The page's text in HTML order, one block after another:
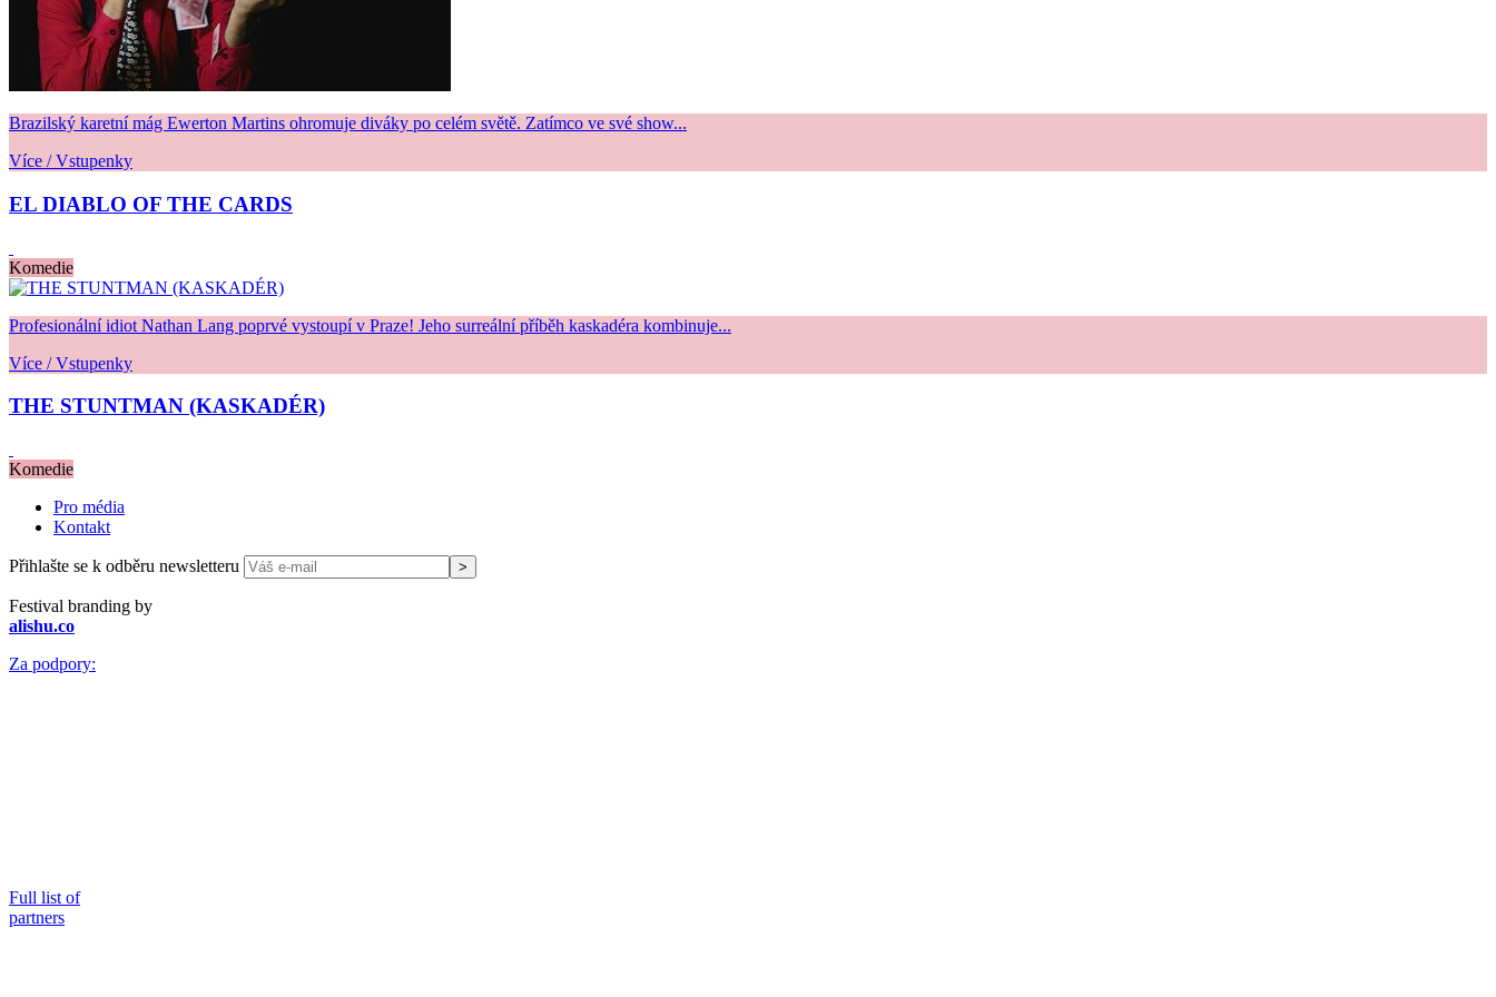
Brazilský karetní mág Ewerton Martins ohromuje diváky po celém světě. Zatímco ve své show...
Více / Vstupenky
EL DIABLO OF THE CARDS
Komedie
Profesionální idiot Nathan Lang poprvé vystoupí v Praze! Jeho surreální příběh kaskadéra kombinuje...
Více / Vstupenky
THE STUNTMAN (KASKADÉR)
Komedie
Pro média
Kontakt
Přihlašte se k odběru newsletteru
Festival branding by
alishu.co
Za podpory:
Full list of
partners